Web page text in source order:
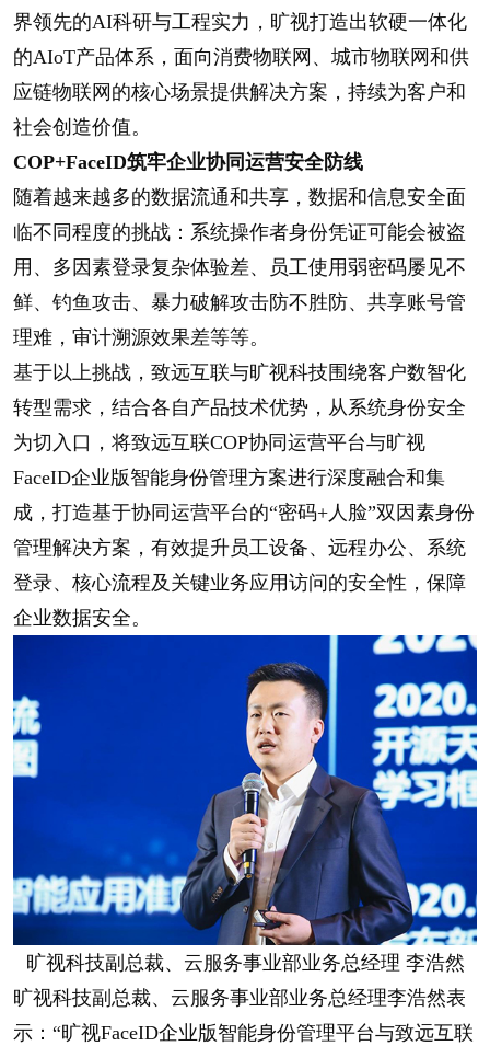
界领先的AI科研与工程实力，旷视打造出软硬一体化
的AIoT产品体系，面向消费物联网、城市物联网和供
应链物联网的核心场景提供解决方案，持续为客户和
社会创造价值。
COP+FaceID筑牢企业协同运营安全防线
随着越来越多的数据流通和共享，数据和信息安全面
临不同程度的挑战：系统操作者身份凭证可能会被盗
用、多因素登录复杂体验差、员工使用弱密码屡见不
鲜、钓鱼攻击、暴力破解攻击防不胜防、共享账号管
理难，审计溯源效果差等等。
基于以上挑战，致远互联与旷视科技围绕客户数智化
转型需求，结合各自产品技术优势，从系统身份安全
为切入口，将致远互联COP协同运营平台与旷视
FaceID企业版智能身份管理方案进行深度融合和集
成，打造基于协同运营平台的“密码+人脸”双因素身份
管理解决方案，有效提升员工设备、远程办公、系统
登录、核心流程及关键业务应用访问的安全性，保障
企业数据安全。
旷视科技副总裁、云服务事业部业务总经理 李浩然
旷视科技副总裁、云服务事业部业务总经理李浩然表
示：“旷视FaceID企业版智能身份管理平台与致远互联